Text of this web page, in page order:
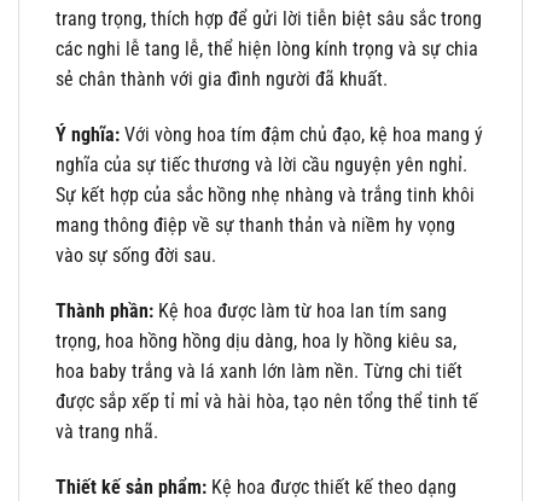
trang trọng, thích hợp để gửi lời tiễn biệt sâu sắc trong
các nghi lễ tang lễ, thể hiện lòng kính trọng và sự chia
sẻ chân thành với gia đình người đã khuất.
Ý nghĩa: Với vòng hoa tím đậm chủ đạo, kệ hoa mang ý
nghĩa của sự tiếc thương và lời cầu nguyện yên nghỉ.
Sự kết hợp của sắc hồng nhẹ nhàng và trắng tinh khôi
mang thông điệp về sự thanh thản và niềm hy vọng
vào sự sống đời sau.
Thành phần: Kệ hoa được làm từ hoa lan tím sang
trọng, hoa hồng hồng dịu dàng, hoa ly hồng kiêu sa,
hoa baby trắng và lá xanh lớn làm nền. Từng chi tiết
được sắp xếp tỉ mỉ và hài hòa, tạo nên tổng thể tinh tế
và trang nhã.
Thiết kế sản phẩm: Kệ hoa được thiết kế theo dạng